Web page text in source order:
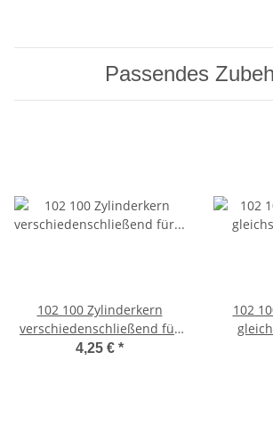
Passendes
102 100 Zylinderkern
verschiedenschließend für
MODUL 1000 1 Stück
4,25 € *
102